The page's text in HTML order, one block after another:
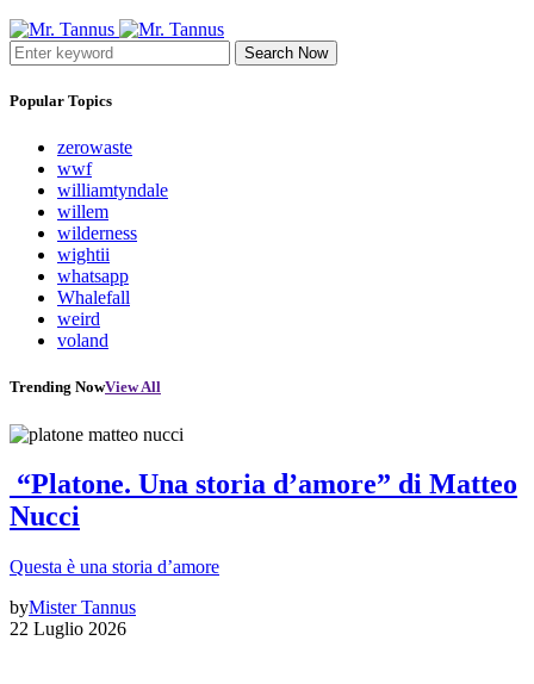
Search Now
Popular Topics
zerowaste
wwf
williamtyndale
willem
wilderness
wightii
whatsapp
Whalefall
weird
voland
Trending NowView All
“Platone. Una storia d’amore” di Matteo
Nucci
Questa è una storia d’amore
byMister Tannus
22 Luglio 2026